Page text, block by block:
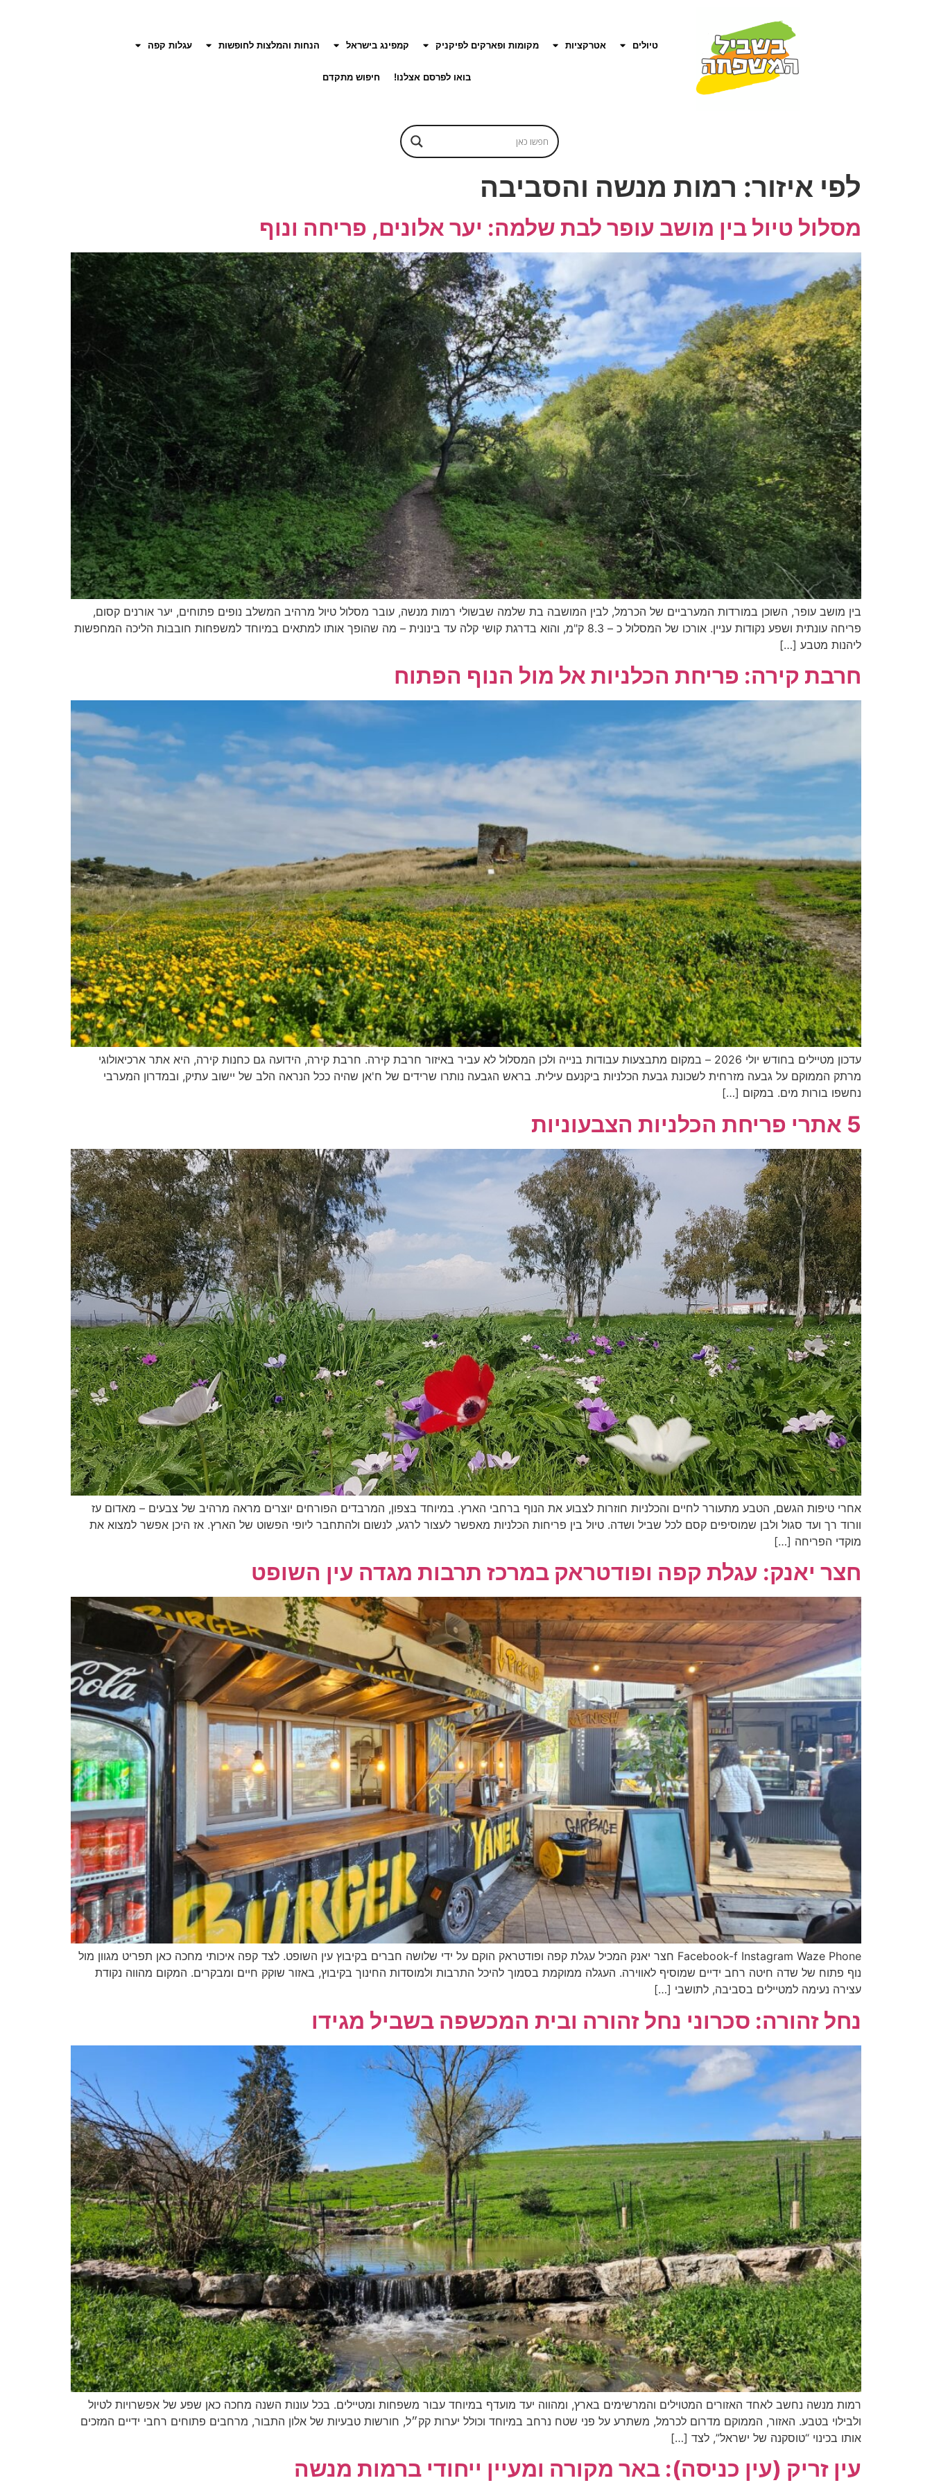
טיולים אטרקציות מקומות ופארקים לפיקניק קמפינג בישראל הנחות והמלצות לחופשות עגלות קפה
בואו לפרסם אצלנו! חיפוש מתקדם
לפי איזור: רמות מנשה והסביבה
מסלול טיול בין מושב עופר לבת שלמה: יער אלונים, פריחה ונוף
בין מושב עופר, השוכן במורדות המערביים של הכרמל, לבין המושבה בת שלמה שבשולי רמות מנשה, עובר מסלול טיול מרהיב המשלב נופים פתוחים, יער אורנים קסום,
פריחה עונתית ושפע נקודות עניין. אורכו של המסלול כ – 8.3 ק"מ, והוא בדרגת קושי קלה עד בינונית – מה שהופך אותו למתאים במיוחד למשפחות חובבות הליכה המחפשות
ליהנות מטבע […]
חרבת קירה: פריחת הכלניות אל מול הנוף הפתוח
עדכון מטיילים בחודש יולי 2026 – במקום מתבצעות עבודות בנייה ולכן המסלול לא עביר באיזור חרבת קירה. חרבת קירה, הידועה גם כחנות קירה, היא אתר ארכיאולוגי
מרתק הממוקם על גבעה מזרחית לשכונת גבעת הכלניות ביקנעם עילית. בראש הגבעה נותרו שרידים של ח'אן שהיה ככל הנראה הלב של יישוב עתיק, ובמדרון המערבי
נחשפו בורות מים. במקום […]
5 אתרי פריחת הכלניות הצבעוניות
אחרי טיפות הגשם, הטבע מתעורר לחיים והכלניות חוזרות לצבוע את הנוף ברחבי הארץ. במיוחד בצפון, המרבדים הפורחים יוצרים מראה מרהיב של צבעים – מאדום עז
וורוד רך ועד סגול ולבן שמוסיפים קסם לכל שביל ושדה. טיול בין פריחות הכלניות מאפשר לעצור לרגע, לנשום ולהתחבר ליופי הפשוט של הארץ. אז היכן אפשר למצוא את
מוקדי הפריחה […]
חצר יאנק: עגלת קפה ופודטראק במרכז תרבות מגדה עין השופט
Facebook-f Instagram Waze Phone חצר יאנק המכיל עגלת קפה ופודטראק הוקם על ידי שלושה חברים בקיבוץ עין השופט. לצד קפה איכותי מחכה כאן תפריט מגוון מול
נוף פתוח של שדה חיטה רחב ידיים שמוסיף לאווירה. העגלה ממוקמת בסמוך להיכל התרבות ולמוסדות החינוך בקיבוץ, באזור שוקק חיים ומבקרים. המקום מהווה נקודת
עצירה נעימה למטיילים בסביבה, לתושבי […]
נחל זהורה: סכרוני נחל זהורה ובית המכשפה בשביל מגידו
רמות מנשה נחשב לאחד האזורים המטוילים והמרשימים בארץ, ומהווה יעד מועדף במיוחד עבור משפחות ומטיילים. בכל עונות השנה מחכה כאן שפע של אפשרויות לטיול
ולבילוי בטבע. האזור, הממוקם מדרום לכרמל, משתרע על פני שטח נרחב במיוחד וכולל יערות קק״ל, חורשות טבעיות של אלון התבור, מרחבים פתוחים רחבי ידיים המזכים
אותו בכינוי “טוסקנה של ישראל”, לצד […]
עין זריק (עין כניסה): באר מקורה ומעיין ייחודי ברמות מנשה